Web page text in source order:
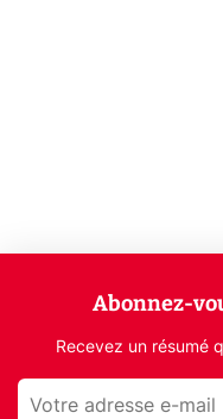
Abonnez-
Recevez un résumé